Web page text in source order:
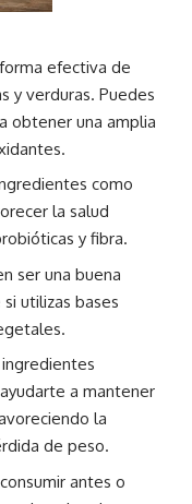
efectiva de
y verduras. Puedes
obtener una amplia
como
la salud
y fibra.
ser una buena
utilizas bases
a mantener
la
de peso.
antes o